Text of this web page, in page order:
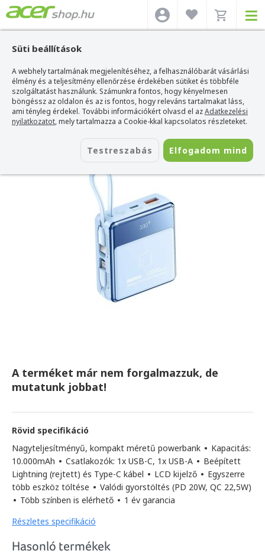
Süti beállítások
A webhely tartalmának megjelenítéséhez, a felhasználóbarát vásárlási
élmény és a teljesítmény ellenőrzése érdekében sütiket és többféle
szolgáltatást használunk. Számunkra fontos, hogy kényelmesen
böngéssz az oldalon és az is fontos, hogy releváns tartalmakat láss,
ami tényleg érdekel. További információkért olvasd el azAdatkezelési
nyilatkozatot, mely tartalmazza a Cookie-kkal kapcsolatos részleteket.
Testreszabás Elfogadom mind
Acer webshop>Kiegészítők>Powerbank > Remax Powerbank >Remax
Resiang Series Powerbank 10000mAh
Remax Resiang Series Powerbank
10000mAh
Azonosító: RPP-605 blue
A terméket már nem forgalmazzuk, de
mutatunk jobbat!
Rövid specifikáció
Nagyteljesítményű, kompakt méretű powerbank • Kapacitás:
10.000mAh • Csatlakozók: 1x USB-C, 1x USB-A • Beépített
Lightning (rejtett) és Type-C kábel • LCD kijelző • Egyszerre
több eszköz töltése • Valódi gyorstöltés (PD 20W, QC 22,5W)
• Több színben is elérhető • 1 év garancia
Részletes specifikáció
Hasonló termékek